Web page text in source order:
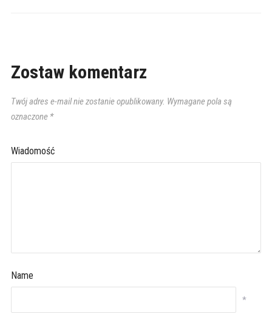
Zostaw komentarz
Twój adres e-mail nie zostanie opublikowany. Wymagane pola są
oznaczone *
Wiadomość
Name
*